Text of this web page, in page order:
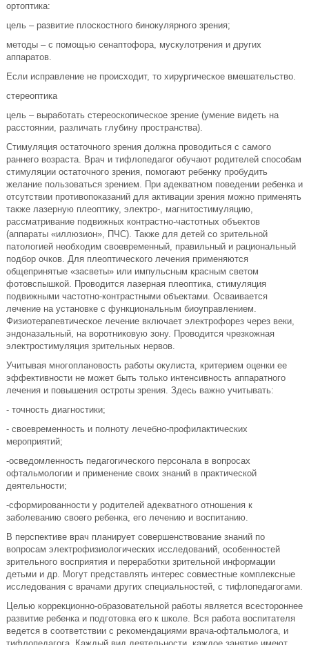
ортоптика:
цель – развитие плоскостного бинокулярного зрения;
методы – с помощью сенаптофора, мускулотрения и других
аппаратов.
Если исправление не происходит, то хирургическое вмешательство.
стереоптика
цель – выработать стереоскопическое зрение (умение видеть на
расстоянии, различать глубину пространства).
Стимуляция остаточного зрения должна проводиться с самого
раннего возраста. Врач и тифлопедагог обучают родителей способам
стимуляции остаточного зрения, помогают ребенку пробудить
желание пользоваться зрением. При адекватном поведении ребенка и
отсутствии противопоказаний для активации зрения можно применять
также лазерную плеоптику, электро-, магнитостимуляцию,
рассматривание подвижных контрастно-частотных объектов
(аппараты «иллюзион», ПЧС). Также для детей со зрительной
патологией необходим своевременный, правильный и рациональный
подбор очков. Для плеоптического лечения применяются
общепринятые «засветы» или импульсным красным светом
фотовспышкой. Проводится лазерная плеоптика, стимуляция
подвижными частотно-контрастными объектами. Осваивается
лечение на установке с функциональным биоуправлением.
Физиотерапевтическое лечение включает электрофорез через веки,
эндоназальный, на воротниковую зону. Проводится чрезкожная
электростимуляция зрительных нервов.
Учитывая многоплановость работы окулиста, критерием оценки ее
эффективности не может быть только интенсивность аппаратного
лечения и повышения остроты зрения. Здесь важно учитывать:
- точность диагностики;
- своевременность и полноту лечебно-профилактических
мероприятий;
-осведомленность педагогического персонала в вопросах
офтальмологии и применение своих знаний в практической
деятельности;
-сформированности у родителей адекватного отношения к
заболеванию своего ребенка, его лечению и воспитанию.
В перспективе врач планирует совершенствование знаний по
вопросам электрофизиологических исследований, особенностей
зрительного восприятия и переработки зрительной информации
детьми и др. Могут представлять интерес совместные комплексные
исследования с врачами других специальностей, с тифлопедагогами.
Целью коррекционно-образовательной работы является всестороннее
развитие ребенка и подготовка его к школе. Вся работа воспитателя
ведется в соответствии с рекомендациями врача-офтальмолога, и